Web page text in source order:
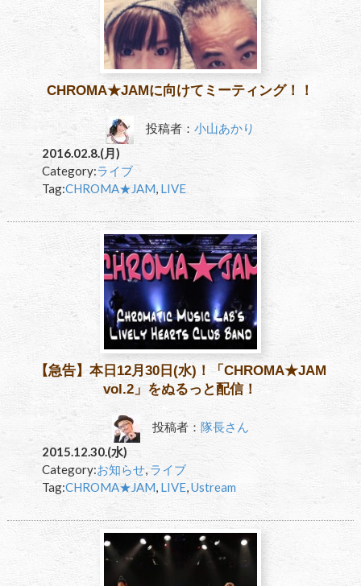
CHROMA★JAMに向けてミーティング！！
投稿者：小山あかり
2016.02.8.(月)
Category:ライブ
Tag:CHROMA★JAM, LIVE
【急告】本日12月30日(水)！「CHROMA★JAM
vol.2」をぬるっと配信！
投稿者： 隊長さん
2015.12.30.(水)
Category:お知らせ, ライブ
Tag:CHROMA★JAM, LIVE,Ustream